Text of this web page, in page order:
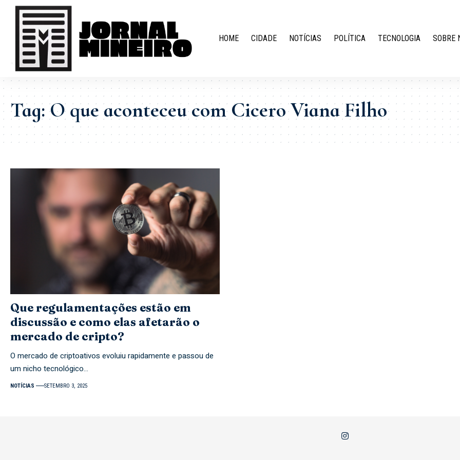
HOME CIDADE NOTÍCIAS POLÍTICA TECNOLOGIA SOBRE
Tag:O que aconteceu com Cicero Viana Filho
Que regulamentações estão em
discussão e como elas afetarão o
mercado de cripto?
O mercado de criptoativos evoluiu rapidamente e passou de
um nicho tecnológico…
NOTÍCIAS SETEMBRO 3, 2025